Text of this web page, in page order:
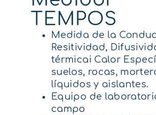
TEMPOS
Medida de la
Resitividad,
térmicai Calor
suelos, rocas,
líquidos y aislantes.
Equipo de
campo